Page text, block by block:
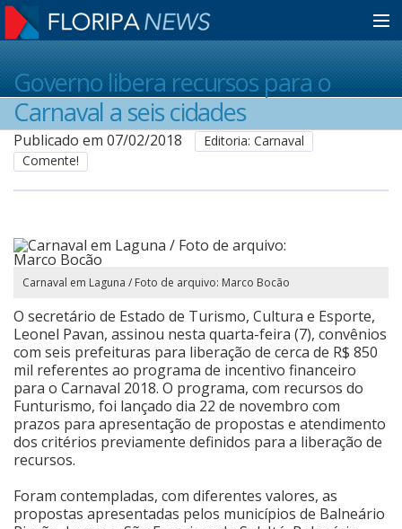
Home
Notícias
Colunistas
Classificados
Guia de Serviços
Anuncie
Cinema
Agenda Cultural
Governo libera recursos para o
Carnaval a seis cidades
Publicado em 07/02/2018
Editoria: Carnaval
Comente!
Carnaval em Laguna / Foto de arquivo: Marco Bocão
O secretário de Estado de Turismo, Cultura e Esporte,
Leonel Pavan, assinou nesta quarta-feira (7), convênios
com seis prefeituras para liberação de cerca de R$ 850
mil referentes ao programa de incentivo financeiro
para o Carnaval 2018. O programa, com recursos do
Funturismo, foi lançado dia 22 de novembro com
prazos para apresentação de propostas e atendimento
dos critérios previamente definidos para a liberação de
recursos.
Foram contempladas, com diferentes valores, as
propostas apresentadas pelos municípios de Balneário